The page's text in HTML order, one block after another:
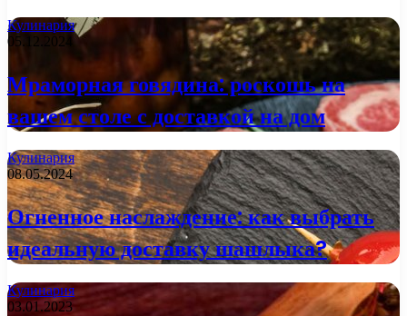
Кулинария
05.12.2024
Мраморная говядина: роскошь на
вашем столе с доставкой на дом
Кулинария
08.05.2024
Огненное наслаждение: как выбрать
идеальную доставку шашлыка?
Кулинария
03.01.2023